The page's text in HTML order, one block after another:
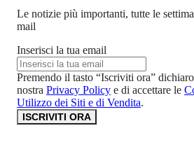
Le notizie più importanti, tutte le
mail
Inserisci la tua email
Premendo il tasto “Iscriviti ora”
nostra Privacy Policy e di accettare le
Utilizzo dei Siti e di Vendita.
ISCRIVITI ORA